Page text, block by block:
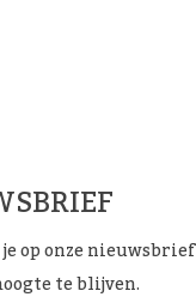
op onze nieuwsbrief
te blijven.